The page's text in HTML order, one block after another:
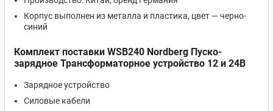
Корпус выполнен из металла и пластика, цвет — черно-
синий
Комплект поставки WSB240 Nordberg Пуско-
зарядное Трансформаторное устройство 12 и 24В
Зарядное устройство
Силовые кабели